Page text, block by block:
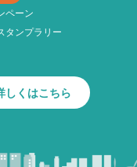
ペーン
タンプラリー
しくはこちら